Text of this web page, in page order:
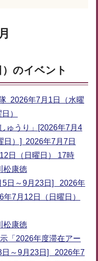
のイベント
2026年7月1日（水曜
）
ゅうり」[2026年7月4
日）] 2026年7月7日
日（日曜日） 17時
松康徳
5日～9月23日] 2026年
7月12日（日曜日）
松康徳
「2026年度滞在アー
日～9月23日] 2026年7